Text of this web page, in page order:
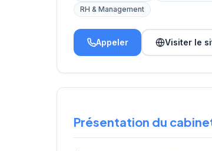
RH & Management
Appeler Visiter le
Présentation du